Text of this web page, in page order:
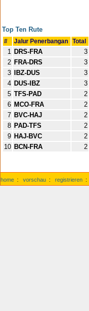
Top Ten Rute
# Jalur Penerbangan Total
1 DRS-FRA 3
2 FRA-DRS 3
3
IBZ-DUS 3
4 DUS-IBZ 3
5 TFS-PAD 2
6 MCO-FRA 2
7 BVC-HAJ 2
8 PAD-TFS 2
9 HAJ-BVC 2
10 BCN-FRA 2
home : vorschau : registrieren :